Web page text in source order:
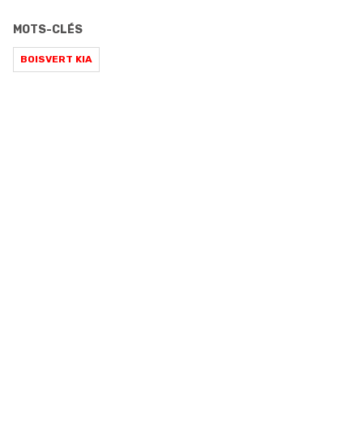
MOTS-CLÉS
BOISVERT KIA